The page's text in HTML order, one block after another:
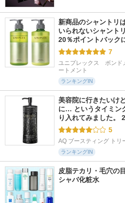
新商品のシャントリ
いられないシャント
20％ポイントバック
7
ユニプレックス　ボンド
ートメント
ランキングIN
美容院に行きたいけ
に… というタイミン
り入れてみました。
5
AQ ブースティング トリ
ランキングIN
皮脂テカリ・毛穴の
シャバ化粧水